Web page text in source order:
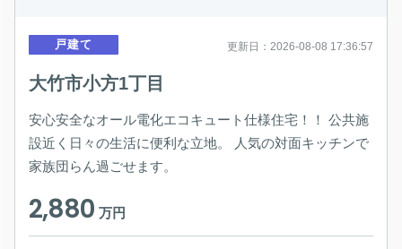
戸建て 更新日：2026-08-08 17:36:57
大竹市小方1丁目
安心安全なオール電化エコキュート仕様住宅！！ 公共施
設近く日々の生活に便利な立地。 人気の対面キッチンで
家族団らん過ごせます。
2,880万円